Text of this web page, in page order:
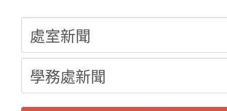
絕-親子共學同樂會」
站幸福系列講座及成長
報，惠請貴機關(學校)
踴躍報名參加